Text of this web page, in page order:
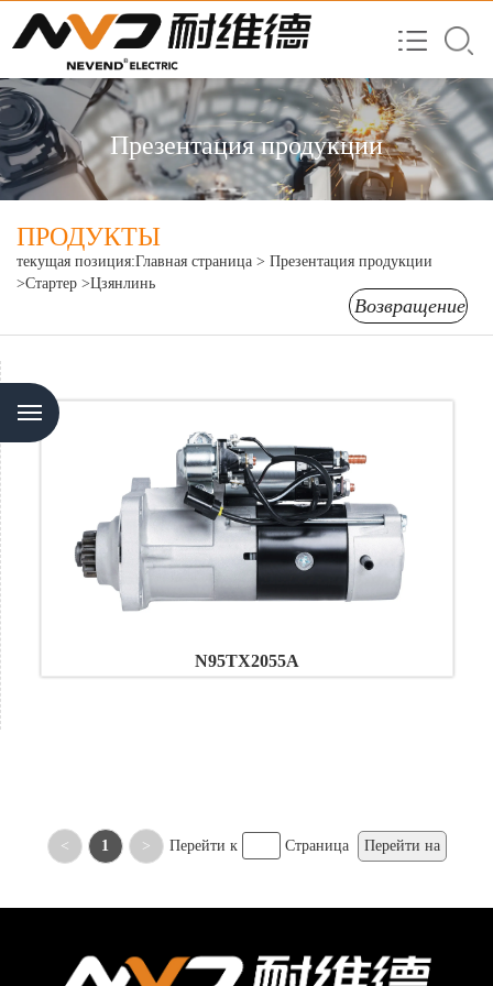
Презентация продукции
ПРОДУКТЫ
текущая позиция:Главная страница > Презентация продукции
>Стартер >Цзянлинь
Возвращение
N95TX2055A
< 1 > Перейти к Страница Перейти на